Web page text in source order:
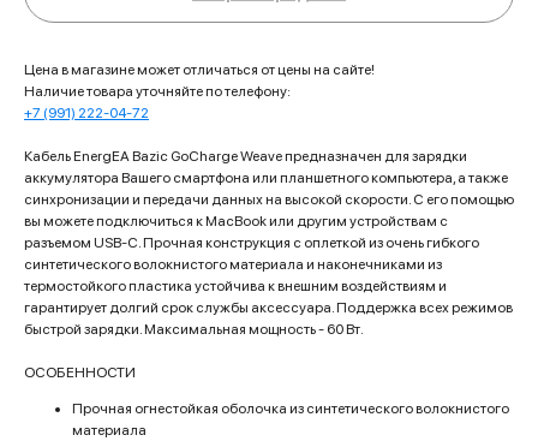
Цена в магазине может отличаться от цены на сайте!
Наличие товара уточняйте по телефону:
+7 (991) 222-04-72
Кабель EnergEA Bazic GoCharge Weave предназначен для зарядки
аккумулятора Вашего смартфона или планшетного компьютера, а также
синхронизации и передачи данных на высокой скорости. С его помощью
вы можете подключиться к MacBook или другим устройствам с
разъемом USB-C. Прочная конструкция с оплеткой из очень гибкого
синтетического волокнистого материала и наконечниками из
термостойкого пластика устойчива к внешним воздействиям и
гарантирует долгий срок службы аксессуара. Поддержка всех режимов
быстрой зарядки. Максимальная мощность - 60 Вт.
ОСОБЕННОСТИ
Прочная огнестойкая оболочка из синтетического волокнистого
материала